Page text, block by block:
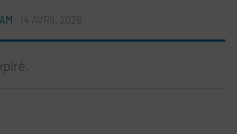
14 AVRIL 2026